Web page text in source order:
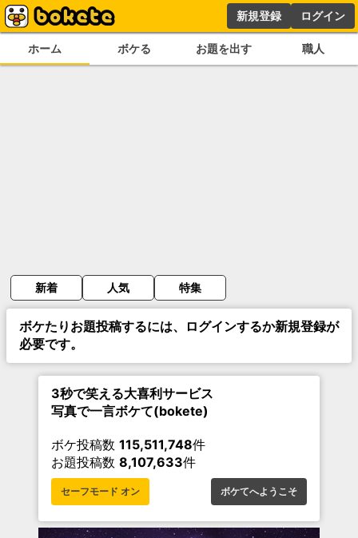
新規登録 ログイン
ホーム ボケる お題を出す 職人
新着 人気 特集
ボケたりお題投稿するには、ログインするか新規登録が
必要です。
3秒で笑える大喜利サービス
写真で一言ボケて(bokete)
ボケ投稿数 115,511,748件
お題投稿数 8,107,633件
セーフモード オン ボケてへようこそ